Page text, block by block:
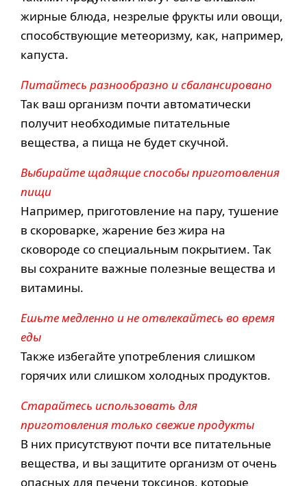
жирные блюда, незрелые фрукты или овощи,
способствующие метеоризму, как, например,
капуста.
Питайтесь разнообразно и сбалансировано
Так ваш организм почти автоматически
получит необходимые питательные
вещества, а пища не будет скучной.
Выбирайте щадящие способы приготовления
пищи
Например, приготовление на пару, тушение
в скороварке, жарение без жира на
сковороде со специальным покрытием. Так
вы сохраните важные полезные вещества и
витамины.
Ешьте медленно и не отвлекайтесь во время
еды
Также избегайте употребления слишком
горячих или слишком холодных продуктов.
Старайтесь использовать для
приготовления только свежие продукты
В них присутствуют почти все питательные
вещества, и вы защитите организм от очень
опасных для печени токсинов, которые